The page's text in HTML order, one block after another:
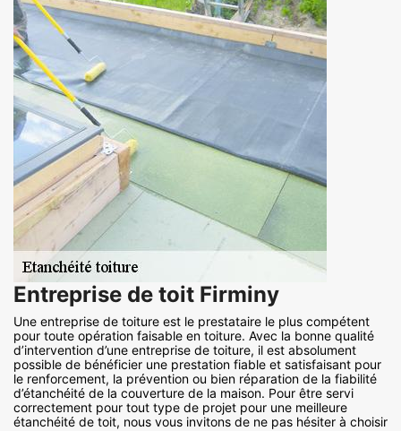
Entreprise de toit Firminy
Une entreprise de toiture est le prestataire le plus compétent
pour toute opération faisable en toiture. Avec la bonne qualité
d’intervention d’une entreprise de toiture, il est absolument
possible de bénéficier une prestation fiable et satisfaisant pour
le renforcement, la prévention ou bien réparation de la fiabilité
d’étanchéité de la couverture de la maison. Pour être servi
correctement pour tout type de projet pour une meilleure
étanchéité de toit, nous vous invitons de ne pas hésiter à choisir